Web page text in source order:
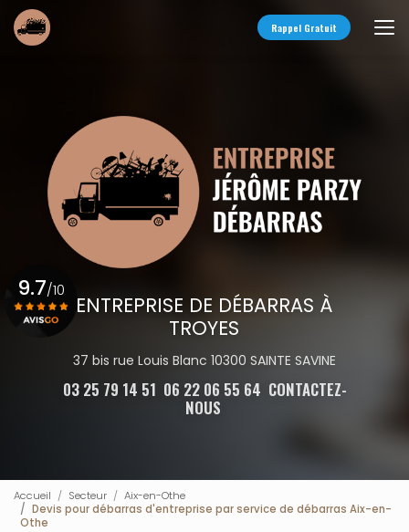
Aller
au
contenu
Rappel Gratuit
ENTREPRISE DE DÉBARRAS À
TROYES
37 bis rue Louis Blanc 10300 SAINTE SAVINE
03 25 79 14 51 06 22 06 55 64 CONTACTEZ-
NOUS
9.7/10
Accueil Secteur
Aix-en-Othe
Devis pour débarras d'entreprise par service de débarras Aix-en-
Othe